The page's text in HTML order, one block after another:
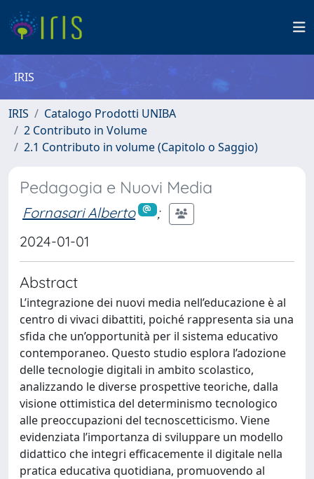
IRIS
IRIS
Catalogo Prodotti UNIBA
2 Contributo in Volume
2.1 Contributo in volume (Capitolo o Saggio)
Pedagogia e Nuovi Media
Fornasari Alberto
;
2024-01-01
Abstract
L’integrazione dei nuovi media nell’educazione è al
centro di vivaci dibattiti, poiché rappresenta sia una
sfida che un’opportunità per il sistema educativo
contemporaneo. Questo studio esplora l’adozione
delle tecnologie digitali in ambito scolastico,
analizzando le diverse prospettive teoriche, dalla
visione ottimistica del determinismo tecnologico
alle preoccupazioni del tecnoscetticismo. Viene
evidenziata l’importanza di sviluppare un modello
didattico che integri efficacemente il digitale nella
pratica educativa quotidiana, promuovendo al